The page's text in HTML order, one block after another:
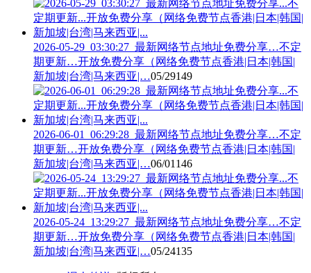
2026-05-29_03:30:27_最新网络节点地址免费分享…不定
期更新…开放免费分享（网络免费节点香港|日本|韩国|
新加坡|台湾|马来西亚|…05/29149
2026-06-01_06:29:28_最新网络节点地址免费分享…不定
期更新…开放免费分享（网络免费节点香港|日本|韩国|
新加坡|台湾|马来西亚|…06/01 146
2026-05-24_13:29:27_最新网络节点地址免费分享…不定
期更新…开放免费分享（网络免费节点香港|日本|韩国|
新加坡|台湾|马来西亚|…05/24135